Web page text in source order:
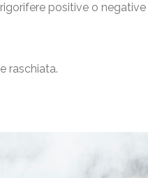
positive o negative
raschiata.